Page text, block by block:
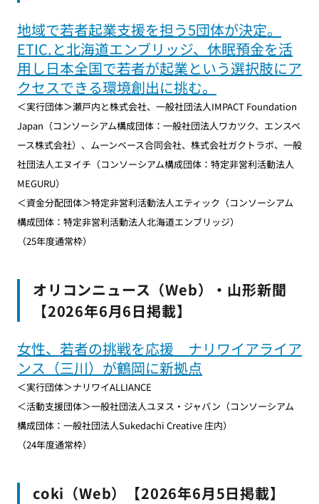
地域で若者起業支援を担う5団体が決定。
ETIC.と北海道エンブリッジ、休眠預金を活
用し日本全国で若者が起業という選択肢にア
クセスできる環境創出に挑む。
＜実行団体＞瀬戸内と株式会社、一般社団法人IMPACT Foundation
Japan（コンソーシアム構成団体：一般社団法人ワカツク、エンスペ
ース株式会社）、ムーンベース合同会社、株式会社ガクトラボ、一般
社団法人エヌイチ（コンソーシアム構成団体：特定非営利活動法人
MEGURU）
＜資金分配団体＞特定非営利活動法人エティック（コンソーシアム
構成団体：特定非営利活動法人北海道エンブリッジ）
（25年度通常枠）
オリコンニュース（Web）・山形新聞
【2026年6月6日掲載】
女性、若者の挑戦を応援 ナリワイアライア
ンス（三川）が鶴岡に新拠点
＜実行団体＞ナリワイALLIANCE
＜活動支援団体＞一般社団法人ユヌス・ジャパン（コンソーシアム
構成団体：一般社団法人Sukedachi Creative 庄内）
（24年度通常枠）
coki（Web）【2026年6月5日掲載】